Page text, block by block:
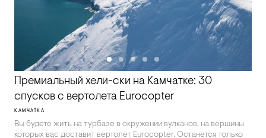
Премиальный хели-ски на Камчатке: 30
спусков с вертолета Eurocopter
КАМЧАТКА
Вы будете жить на турбазе в окружении вулканов, на вершины
которых вас доставит вертолет Eurocopter. Останется только